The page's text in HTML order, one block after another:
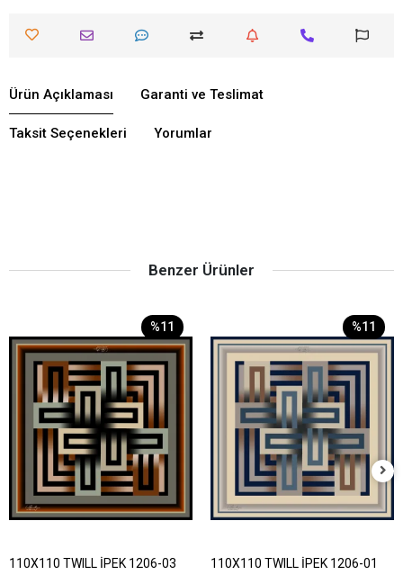
Ürün Açıklaması Garanti ve Teslimat
Taksit Seçenekleri Yorumlar
Benzer Ürünler
%11
110X110 TWILL İPEK 1206-03
%11
110X110 TWILL İPEK 1206-01